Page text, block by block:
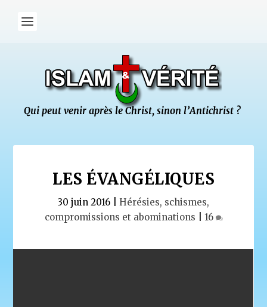
LES ÉVANGÉLIQUES
30 juin 2016
Hérésies, schismes,
compromissions et abominations
16